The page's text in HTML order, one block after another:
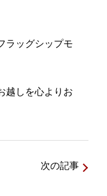
ラッグシップモ
越しを心よりお
次の記事